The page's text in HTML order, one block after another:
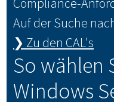
Auf der Suche
❯ Zu den CAL's
So wählen
Windows